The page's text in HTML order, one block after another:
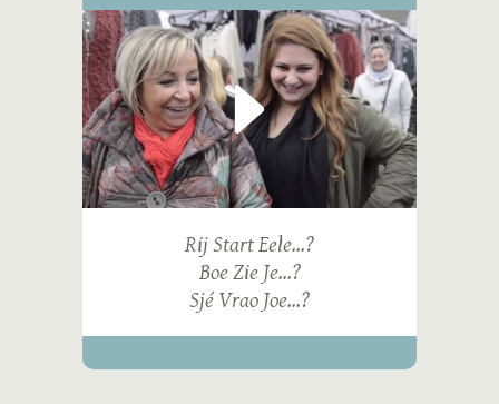
Rij Start Eele...?
Boe Zie Je...?
Sjé Vrao Joe...?